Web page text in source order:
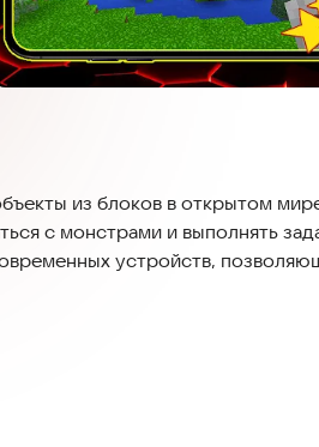
из блоков в открытом
с монстрами и выполнять
устройств,
Вы можете строить сооружения
прямо сейчас.